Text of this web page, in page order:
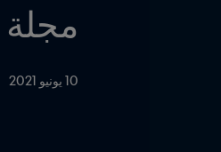
مجلة Living Football – الحلقة 8
10 يونيو 2021